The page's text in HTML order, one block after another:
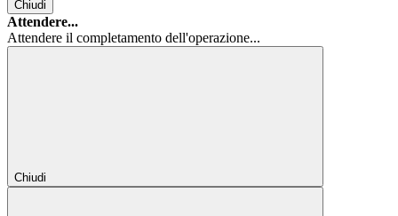
Chiudi
Attendere...
Attendere il completamento dell'operazione...
Chiudi